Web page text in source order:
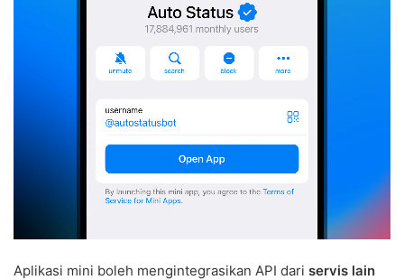
Aplikasi mini boleh mengintegrasikan API dari servis lain